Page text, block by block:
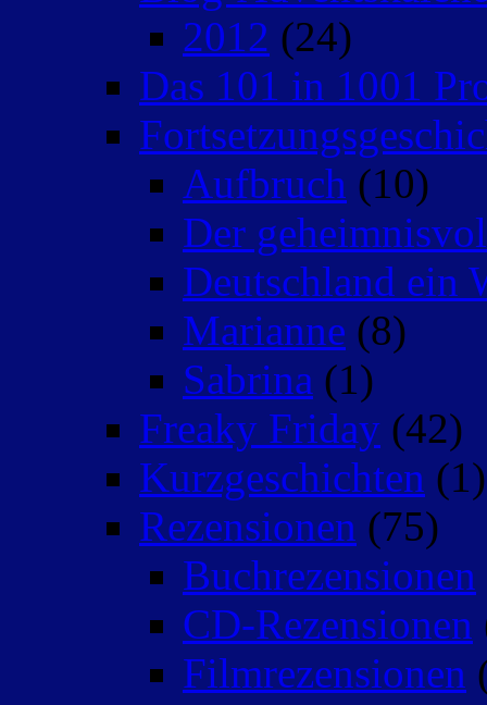
2012 (24)
Das 101 in 1001
Aufbruch (10)
Der
Deutschland ein
Marianne (8)
Sabrina (1)
Freaky Friday (42)
Kurzgeschichten (1)
Rezensionen (75)
Buchrezensionen
CD-Rezensionen
Filmrezensionen